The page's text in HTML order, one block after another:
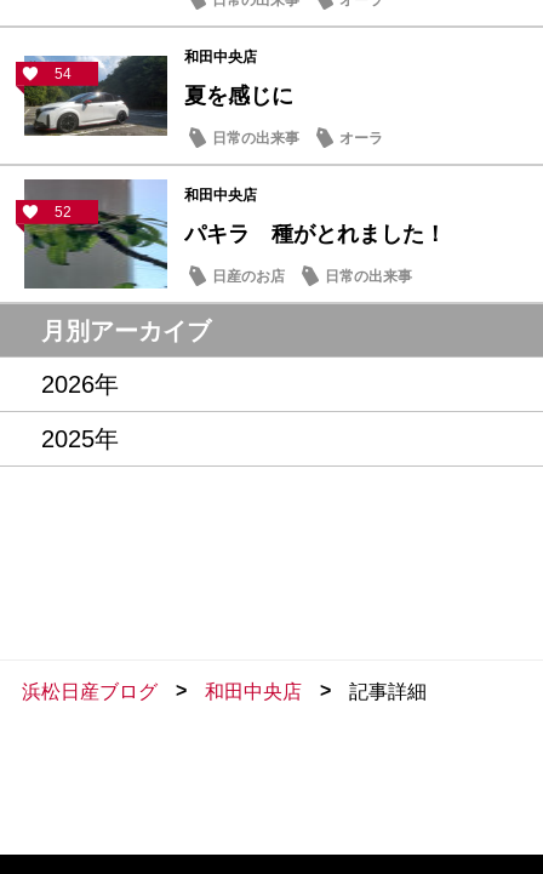
54
和田中央店
夏を感じに
日常の出来事 オーラ
52
和田中央店
パキラ 種がとれました！
日産のお店 日常の出来事
月別アーカイブ
2026年
2025年
浜松日産ブログ > 和田中央店 > 記事詳細